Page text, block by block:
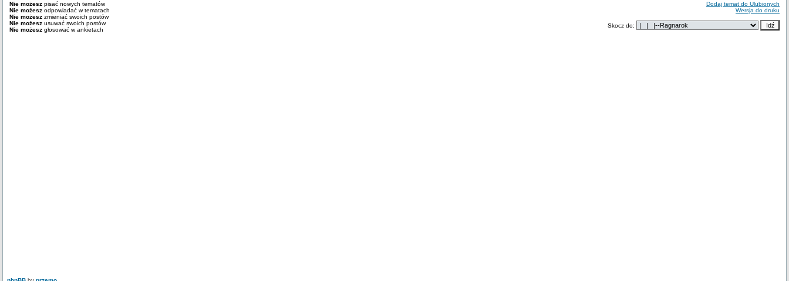
Nie możesz pisać nowych tematów
Nie możesz odpowiadać w tematach
Nie możesz zmieniać swoich postów
Nie możesz usuwać swoich postów
Nie możesz głosować w ankietach
Dodaj temat do Ulubionych
Wersja do druku
Skocz do: